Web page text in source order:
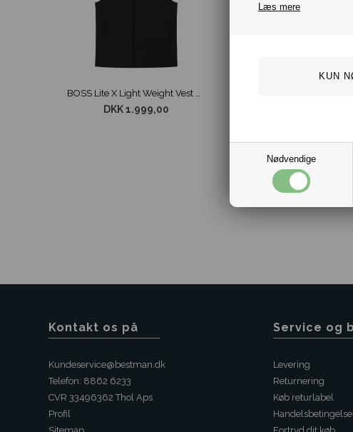
Læs mere
Nødvendige
BOSS Lite X Light Weight Vest Sort
DKK 1.999,00
Kontakt os på
Kundeservice@bestman.dk
Telefon: 8862 6233
CVR 33496362 Thol Aps
Profil
Service og
Levering
Returnering
Køb returlabel